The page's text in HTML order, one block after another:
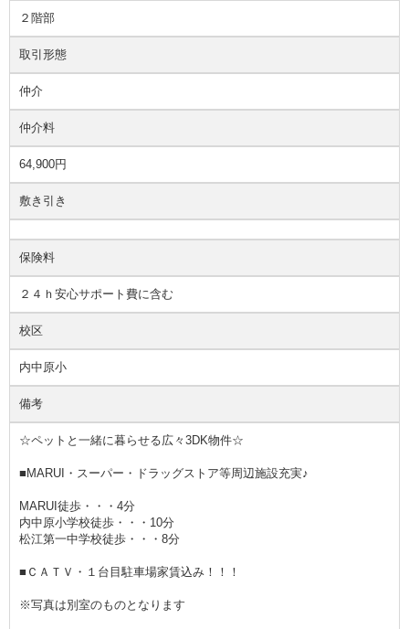
２階部
取引形態
仲介
仲介料
64,900円
敷き引き
保険料
２４ｈ安心サポート費に含む
校区
内中原小
備考
☆ペットと一緒に暮らせる広々3DK物件☆
■MARUI・スーパー・ドラッグストア等周辺施設充実♪
MARUI徒歩・・・4分
内中原小学校徒歩・・・10分
松江第一中学校徒歩・・・8分
■ＣＡＴＶ・１台目駐車場家賃込み！！！
※写真は別室のものとなります